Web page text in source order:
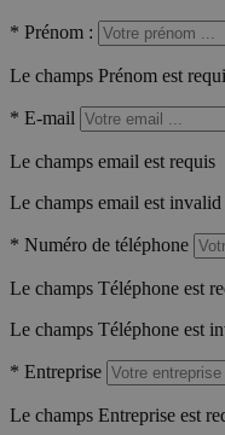
* Prénom :
Le champs Prénom est
* E-mail
Le champs email est requis
Le champs email est invalid
* Numéro de téléphone
Le champs Téléphone est
Le champs Téléphone est
* Entreprise
Le champs Entreprise est